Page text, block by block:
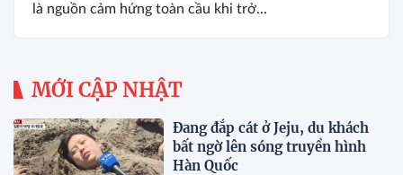
là nguồn cảm hứng toàn cầu khi trở...
MỚI CẬP NHẬT
Đang đắp cát ở Jeju, du khách
bất ngờ lên sóng truyền hình
Hàn Quốc